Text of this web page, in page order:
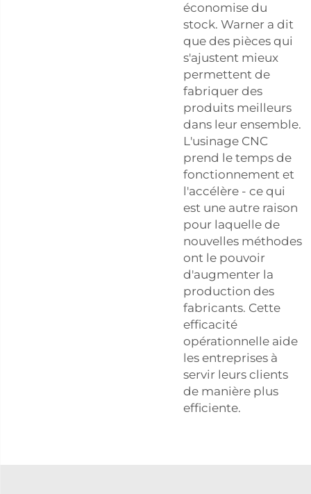
économise du
stock. Warner a dit
que des pièces qui
s'ajustent mieux
permettent de
fabriquer des
produits meilleurs
dans leur ensemble.
L'usinage CNC
prend le temps de
fonctionnement et
l'accélère - ce qui
est une autre raison
pour laquelle de
nouvelles méthodes
ont le pouvoir
d'augmenter la
production des
fabricants. Cette
efficacité
opérationnelle aide
les entreprises à
servir leurs clients
de manière plus
efficiente.